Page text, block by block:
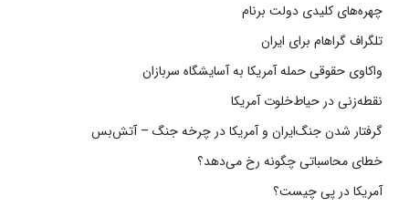
چهره‌های کلیدی دولت برنام
تلگراف گراهام برای ایران
واکاوی حقوقی حمله آمریکا به آسایشگاه سربازان
نقطه‌زنی در حیاط‌خلوت آمریکا
گرفتار شدن جنگ‌ایران و آمریکا در چرخه جنگ – آتش‌بس
خطای محاسباتی چگونه رخ می‌دهد؟
آمریکا در پی چیست؟